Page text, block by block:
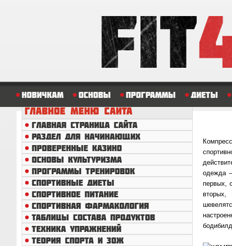
Новичкам Основы Программы Диеты
ГЛАВНОЕМЕНЮ САЙТА
ГЛАВНАЯ СТРАНИЦА САЙТА
РАЗДЕЛ ДЛЯ НАЧИНАЮЩИХ
ПРОВЕРЕННЫЕ КАЗИНО
ОСНОВЫ КУЛЬТУРИЗМА
ПРОГРАММЫ ТРЕНИРОВОК
СПОРТИВНЫЕ ДИЕТЫ
СПОРТИВНОЕ ПИТАНИЕ
СПОРТИВНАЯ ФАРМАКОЛОГИЯ
ТАБЛИЦЫ СОСТАВА ПРОДУКТОВ
ТЕХНИКА УПРАЖНЕНИЙ
ТЕОРИЯ СПОРТА И ЗОЖ
одежда
первых,
вторых,